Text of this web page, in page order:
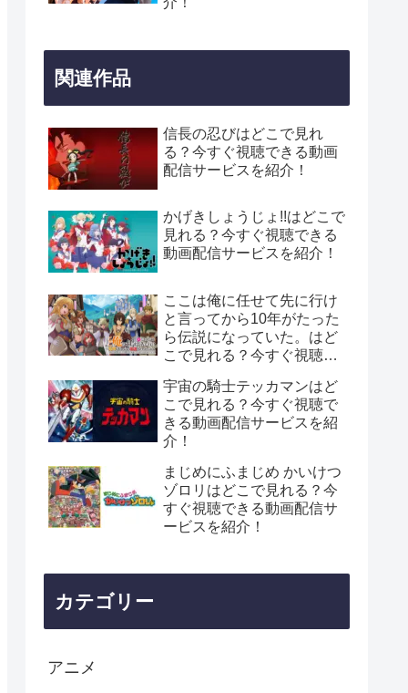
関連作品
信長の忍びはどこで見れ
る？今すぐ視聴できる動画
配信サービスを紹介！
かげきしょうじょ!!はどこで
見れる？今すぐ視聴できる
動画配信サービスを紹介！
ここは俺に任せて先に行け
と言ってから10年がたった
ら伝説になっていた。はど
こで見れる？今すぐ視聴で
介！
宇宙の騎士テッカマンはど
こで見れる？今すぐ視聴で
きる動画配信サービスを紹
介！
まじめにふまじめ かいけつ
ゾロリはどこで見れる？今
すぐ視聴できる動画配信サ
ービスを紹介！
カテゴリー
アニメ